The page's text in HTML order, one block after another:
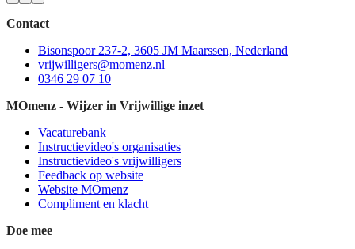
Contact
Bisonspoor 237-2, 3605 JM Maarssen, Nederland
vrijwilligers@momenz.nl
0346 29 07 10
MOmenz - Wijzer in Vrijwillige inzet
Vacaturebank
Instructievideo's organisaties
Instructievideo's vrijwilligers
Feedback op website
Website MOmenz
Compliment en klacht
Doe mee